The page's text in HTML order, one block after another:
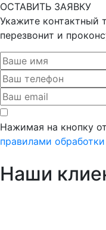
ОСТАВИТЬ ЗАЯВКУ
Укажите контактный
перезвонит и
Нажимая на кнопку
правилами
Наши